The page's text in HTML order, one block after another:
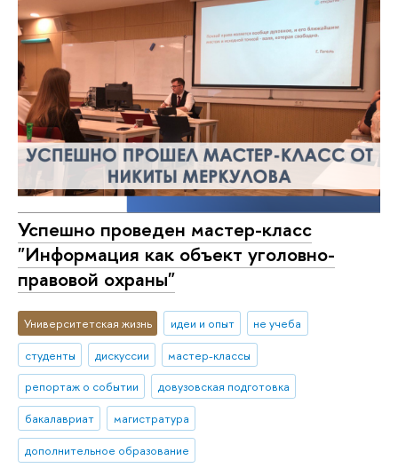
Успешно проведен мастер-класс
"Информация как объект уголовно-
правовой охраны"
Университетская жизнь идеи и опыт
не учеба
студенты
дискуссии
мастер-классы
репортаж о событии
довузовская подготовка
бакалавриат
магистратура
дополнительное образование